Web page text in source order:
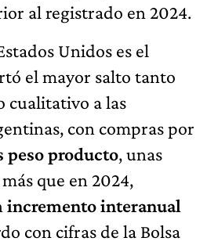
al registrado en 2024.
Unidos es el
el mayor salto tanto
cualitativo a las
con compras por
peso producto, unas
que en 2024,
incremento interanual
con cifras de la Bolsa